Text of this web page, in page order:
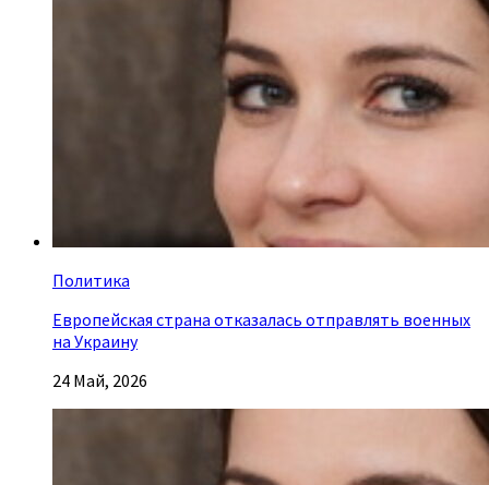
Политика
Европейская страна отказалась отправлять военных
на Украину
24 Май, 2026